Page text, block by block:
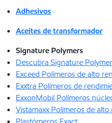
Adhesivos
Aceites de transformador
Signature Polymers
Descubra Signature
Exceed Polímeros de alto
Exxtra Polímeros de
ExxonMobil Polímeros
Vistamaxx Polímeros de